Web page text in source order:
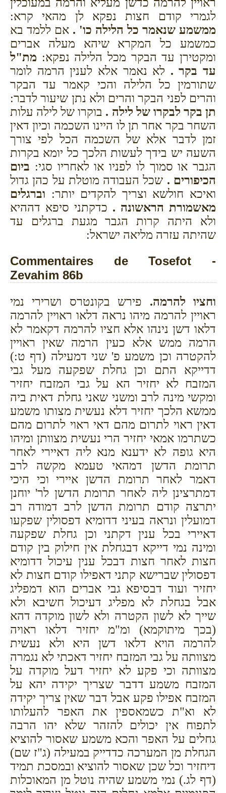
לגמרי קודם חצות נפקא לן מהאי קרא:
ממשמע שנאמר כל הלילה כו' . אם ללמד בא
כמשמע כל המקרא שיהא מעלה אברים
ומקטירן עד הבקר מכל הלילה נפקא: מת"ל
עד בקר . לא נאמר אלא לענין הרמה לומר
שתורמין כל הלילה והכי קאמר עד הבקר
והרים לפני הבקר והרים ולא נתן שיעור לדבר:
תן בקר לבקרו של לילה . בוקרו של לילה עלות
השחר בקר אחר תן לו היינו השכמה וכיון דאין
זמן לדבר אלא של השכמה הכל לפי צורך
השעה יש בידך לעשות הלכך כל יומא בקרות
הגבר או סמוך לו לפניו או לאחריו סגי: ביום
הכיפורים . שכל העבודה מוטלת על כהן גדול
ואיכא חולשא וצריך להקדים יותר: וברגלים
מאשמורת הראשונה . כדקתני סיפא דההיא
ולא היתה קרות הגבר מגעת ברגלים עד
שהיתה עזרה מליאה ישראל:
Commentaires de Tosefot -
Zevahim 86b
וחציו להרמה. פירש בקונטרס ושרירי נמי
ראויין להרמה מיהו נראה דלאו ראויין להרמה
דלאו דשן נינהו אלא חציו להרמה דקאמר לא
הרמה ממש אלא כעין הרמה שאין ראויין
להקטרה וכן משמע פ' שני דמעילה (דף ט:)
דדייקא התם וכן גחלת שפקעה מעל גבי
המזבח לא יחזיר הא על גבי המזבח יחזיר
ומקשי מינה לרב ומשני שאני גחלת דאית ביה
ממשא הלכך יחזיר דלא נעשית מצותו משמע
דאין ראוי לתרום מהם דאי ראוי לתרום מהם
כשתרמו אמאי יחזיר הרי נעשית מצוותן ומיהו
היא גופה לא ידענא מנא ליה דאיירי לאחר
תרומת הדשן דמהאי טעמא מקשה לרב
דאמר לאחר תרומת הדשן איירי וכי היכי
דמתרצינן ליה לאחר תרומת הדשן לר' יוחנן
יתרצה קודם תרומת הדשן לרב דמודה רב
דמועלין ונראה בעיני דדומיא דפסולין שפקעו
דאיירי בכל ענין דקתני וכן גחלת שפקעה
ומינה נמי דייקא דבגחלת אין חילוק בין קודם
חצות לאחר חצות דבכל ענין עיכול דדומיא
דפסולין שברישא קתני דאפילו קודם חצות לא
יחזיר ועוד דבסיפא גבי אברים הוא דמפליג
אבל בגחלת לא מפליג דעיכול חשיבא ולא
שייך לא לשון הקטרה ולא לשון מוקדה דהא
(בכך מיתוקמא) ומ"מ יחזיר דלאו ראויה
להרמה הויא דלאו דשן היא ולא נעשית
מצוותה על גבי המזבח יחזיר דאכתי לא נגמרה
מצוותה וכי פקע לא יחזיר דעל מוקדה על
המזבח משמע דדבר שצריך יקידה יהא על
המזבח אפילו פקע אבל דבר שאין צריך יקידה
לא וא"ת כשמאספין את האפר להעלותו
לתפוח אין יכולים להזהר שלא יהו הרבה
גחלים על האפר והכא משמע שאסור להוציא
הגחלת מן המערכה כדדייק במעילה (ג"ז שם)
דיחזיר וכל שכן שאסור להוציא ובמסכת תמיד
(דף לג.) נמי משמע שהיה נוטל מן המאוכלות